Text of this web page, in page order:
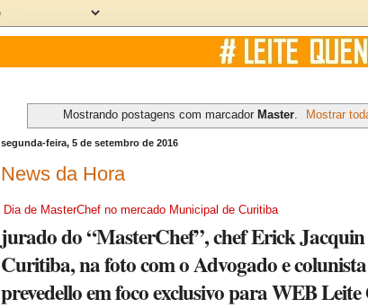
Mostrando postagens com marcador Master. Mostrar
segunda-feira, 5 de setembro de 2016
News da Hora
Dia de MasterChef no mercado Municipal de Curitiba
jurado do “MasterChef”, chef Erick
Curitiba, na foto com o Advogado e
prevedello em foco exclusivo para WEB Leite